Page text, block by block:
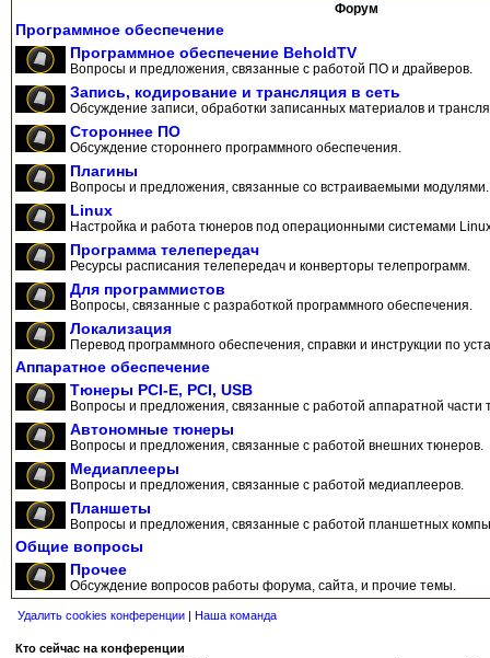
Форум
Программное обеспечение
Программное обеспечение BeholdTV
Вопросы и предложения, связанные с работой ПО и драйверов.
Запись, кодирование и трансляция в сеть
Обсуждение записи, обработки записанных материалов и
Стороннее ПО
Обсуждение стороннего программного обеспечения.
Плагины
Вопросы и предложения, связанные со встраиваемыми модулями.
Linux
Настройка и работа тюнеров под операционными системами
Программа телепередач
Ресурсы расписания телепередач и конверторы телепрограмм.
Для программистов
Вопросы, связанные с разработкой программного обеспечения.
Локализация
Перевод программного обеспечения, справки и инструкции по
Аппаратное обеспечение
Тюнеры PCI-E, PCI, USB
Вопросы и предложения, связанные с работой аппаратной части
Автономные тюнеры
Вопросы и предложения, связанные с работой внешних тюнеров.
Медиаплееры
Вопросы и предложения, связанные с работой медиаплееров.
Планшеты
Вопросы и предложения, связанные с работой планшетных
Общие вопросы
Прочее
Обсуждение вопросов работы форума, сайта, и прочие темы.
Удалить cookies конференции | Наша команда
Кто сейчас на конференции